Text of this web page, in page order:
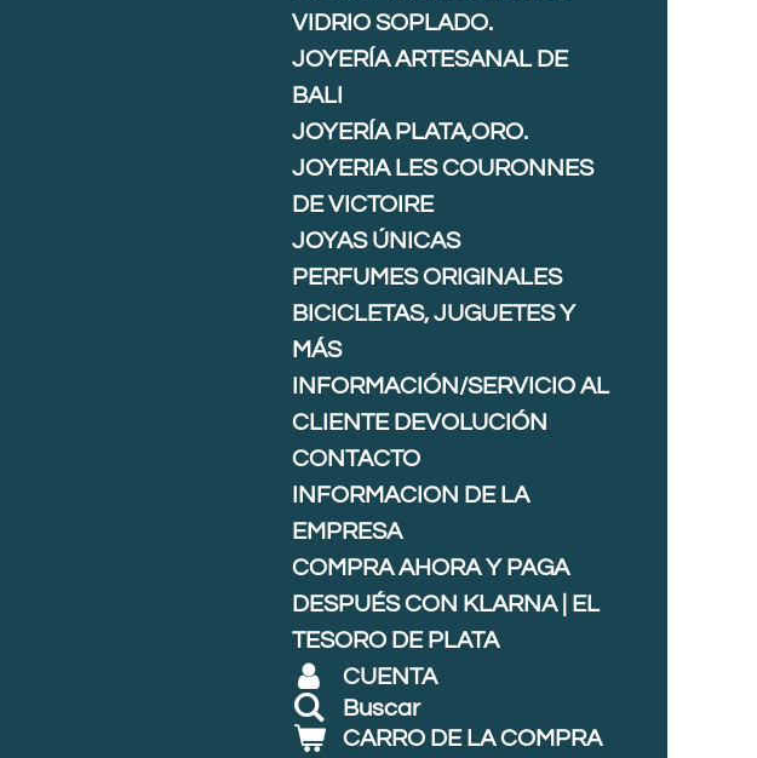
VIDRIO SOPLADO.
JOYERÍA ARTESANAL DE
BALI
JOYERÍA PLATA,ORO.
JOYERIA LES COURONNES
DE VICTOIRE
JOYAS ÚNICAS
PERFUMES ORIGINALES
BICICLETAS, JUGUETES Y
MÁS
INFORMACIÓN/SERVICIO AL
CLIENTE DEVOLUCIÓN
CONTACTO
INFORMACION DE LA
EMPRESA
COMPRA AHORA Y PAGA
DESPUÉS CON KLARNA | EL
TESORO DE PLATA
CUENTA
Buscar
CARRO DE LA COMPRA